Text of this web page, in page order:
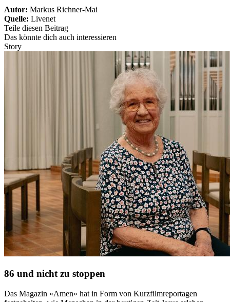
Autor: Markus Richner-Mai
Quelle: Livenet
Teile diesen Beitrag
Das könnte dich auch interessieren
Story
86 und nicht zu stoppen
Das Magazin «Amen» hat in Form von Kurzfilmreportagen